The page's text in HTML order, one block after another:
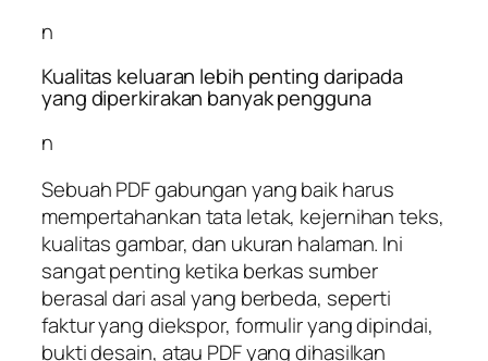
n
Kualitas keluaran lebih penting daripada
yang diperkirakan banyak pengguna
n
Sebuah PDF gabungan yang baik harus
mempertahankan tata letak, kejernihan teks,
kualitas gambar, dan ukuran halaman. Ini
sangat penting ketika berkas sumber
berasal dari asal yang berbeda, seperti
faktur yang diekspor, formulir yang dipindai,
bukti desain, atau PDF yang dihasilkan